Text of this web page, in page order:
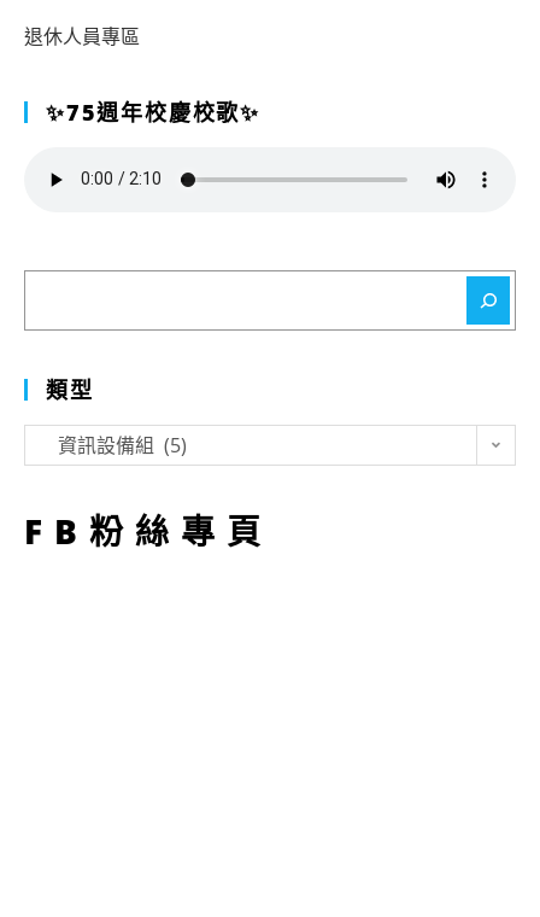
退休人員專區
✨75週年校慶校歌✨
類型
型
資訊設備組 (5)
FB粉絲專頁